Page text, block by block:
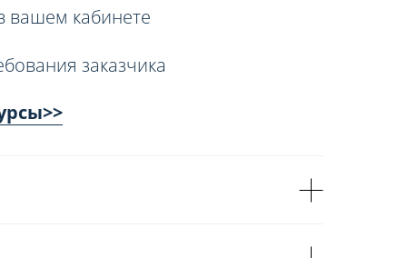
вашем кабинете
заказчика